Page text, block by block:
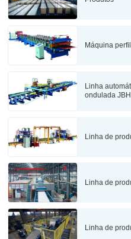
Máquina
Linha
ondulada JBH
Linha de
Linha de
Linha de